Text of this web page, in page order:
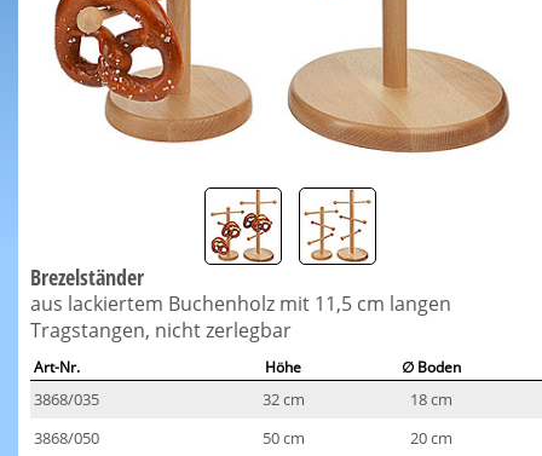
Brezelständer
aus lackiertem Buchenholz mit 11,5 cm langen
Tragstangen, nicht zerlegbar
Art-Nr. Höhe ∅ Boden
3868/035 32 cm
18 cm
3868/050
50 cm 20 cm